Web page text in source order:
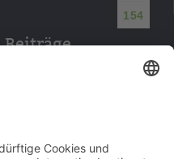
Beiträge
154